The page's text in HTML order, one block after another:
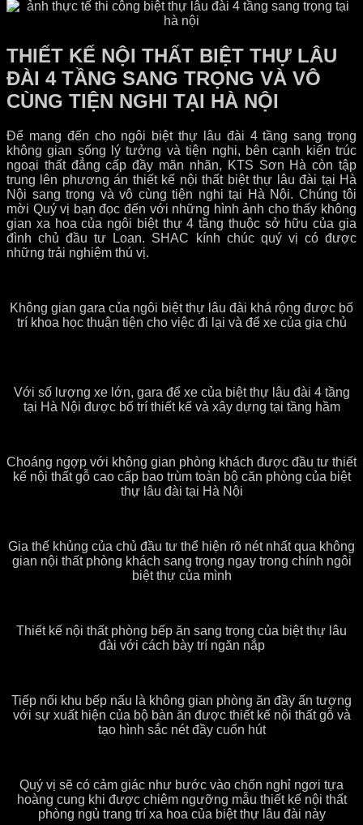
THIẾT KẾ NỘI THẤT BIỆT THỰ LÂU
ĐÀI 4 TẦNG SANG TRỌNG VÀ VÔ
CÙNG TIỆN NGHI TẠI HÀ NỘI
Để mang đến cho ngôi biệt thự lâu đài 4 tầng sang trọng
không gian sống lý tưởng và tiện nghi, bên cạnh kiến trúc
ngoại thất đẳng cấp đầy mãn nhãn, KTS Sơn Hà còn tập
trung lên phương án thiết kế nội thất biệt thự lâu đài tại Hà
Nội sang trọng và vô cùng tiện nghi tại Hà Nội. Chúng tôi
mời Quý vị bạn đọc đến với những hình ảnh cho thấy không
gian xa hoa của ngôi biệt thự 4 tầng thuộc sở hữu của gia
đình chủ đầu tư Loan. SHAC kính chúc quý vị có được
những trải nghiệm thú vị.
Không gian gara của ngôi biệt thự lâu đài khá rộng được bố
trí khoa học thuận tiện cho việc đi lại và để xe của gia chủ
Với số lượng xe lớn, gara để xe của biệt thự lâu đài 4 tầng
tại Hà Nội được bố trí thiết kế và xây dựng tại tầng hầm
Choáng ngợp với không gian phòng khách được đầu tư thiết
kế nội thất gỗ cao cấp bao trùm toàn bộ căn phòng của biệt
thự lâu đài tại Hà Nội
Gia thế khủng của chủ đầu tư thể hiện rõ nét nhất qua không
gian nội thất phòng khách sang trọng ngay trong chính ngôi
biệt thự của mình
Thiết kế nội thất phòng bếp ăn sang trọng của biệt thự lâu
đài với cách bày trí ngăn nắp
Tiếp nối khu bếp nấu là không gian phòng ăn đầy ấn tượng
với sự xuất hiện của bộ bàn ăn được thiết kế nội thất gỗ và
tạo hình sắc nét đầy cuốn hút
Quý vị sẽ có cảm giác như bước vào chốn nghỉ ngơi tựa
hoàng cung khi được chiêm ngưỡng mẫu thiết kế nội thất
phòng ngủ trang trí xa hoa của biệt thự lâu đài này